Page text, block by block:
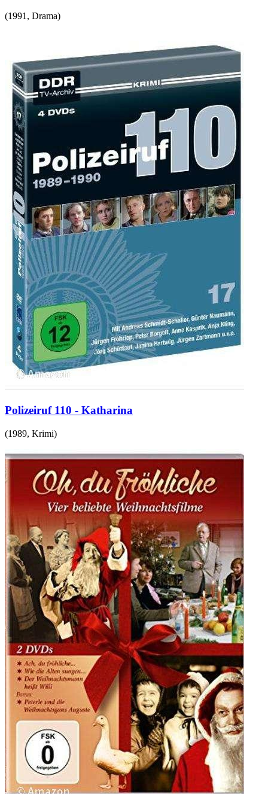
(1991 , Drama)
Polizeiruf 110 - Katharina
(1989, Krimi)